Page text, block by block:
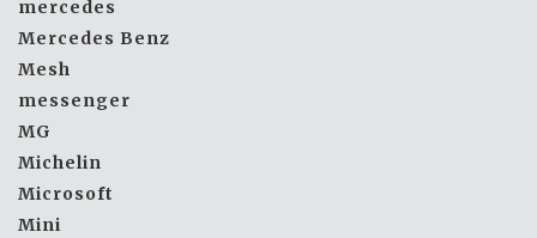
mercedes
Mercedes Benz
Mesh
messenger
MG
Michelin
Microsoft
Mini